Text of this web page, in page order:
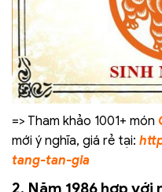
=> Tham khảo 1001+ món
mới ý nghĩa, giá rẻ tại:
tang-tan-gia
2. Năm 1986 hợp với